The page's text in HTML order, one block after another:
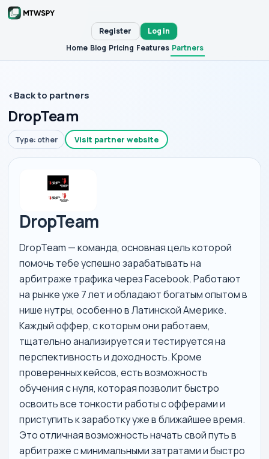
Home Blog Pricing Features Partners
Register Log in
‹Back to partners
DropTeam
Type: other Visit partner website
DropTeam
DropTeam — команда, основная цель которой
помочь тебе успешно зарабатывать на
арбитраже трафика через Facebook. Работают
на рынке уже 7 лет и обладают богатым опытом в
нише нутры, особенно в Латинской Америке.
Каждый оффер, с которым они работаем,
тщательно анализируется и тестируется на
перспективность и доходность. Кроме
проверенных кейсов, есть возможность
обучения с нуля, которая позволит быстро
освоить все тонкости работы с офферами и
приступить к заработку уже в ближайшее время.
Это отличная возможность начать свой путь в
арбитраже с минимальными затратами и быстро